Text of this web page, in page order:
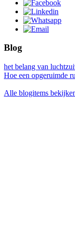
Blog
het belang van
Hoe een opgeruimde
Alle blogitems